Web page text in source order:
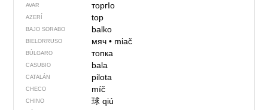
AVAR торгIо
AZERÍ top
BAJO SORABO balko
BIELORRUSO мяч• miač
BÚLGARO топка
CASUBIO bala
CATALÁN pilota
CHECO míč
CHINO 球qiú